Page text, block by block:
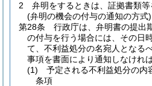
2
弁明をするときは、証拠書類等
(弁明の機会の付与の通知の方式)
第28条
行政庁は、弁明書の提出
の付与を行う場合には、その日
て、不利益処分の名宛人となる
事項を書面により通知しなけれ
(1)
予定される不利益処分の内
条項